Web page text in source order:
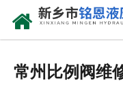
常州比例阀维